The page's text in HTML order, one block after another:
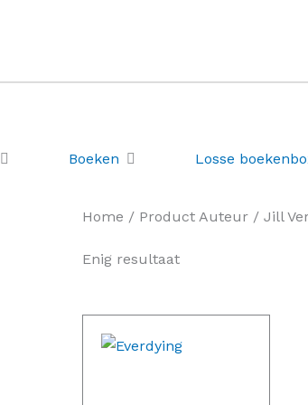
Open Abonnementen
Boeken Open BoekenLosse
Home / Product Auteur / Jill
Enig resultaat